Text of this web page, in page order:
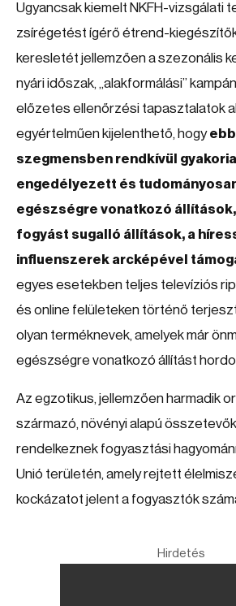
Ugyancsak kiemelt NKFH-vizsgálati
zsírégetést ígérő étrend-
keresletét jellemzően a szezonális
nyári időszak, „alakformálási”
előzetes ellenőrzési tapasztalatok
egyértelműen kijelenthető, hogy
szegmensben rendkívül
engedélyezett és
egészségre vonatkozó
fogyást sugalló állítások, a
influenszerek arcképével
egyes esetekben teljes televíziós
és online felületeken történő
olyan terméknevek, amelyek már
egészségre vonatkozó állítást
Az egzotikus, jellemzően harmadik
származó, növényi alapú
rendelkeznek fogyasztási
Unió területén, amely rejtett
kockázatot jelent a fogyasztók
Hirdetés